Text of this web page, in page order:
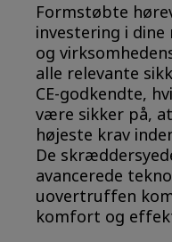
Formstøbte
investering i
og
alle relevante
CE-godkendte,
være sikker på,
højeste krav
De
avancerede
uovertruffen
komfort og